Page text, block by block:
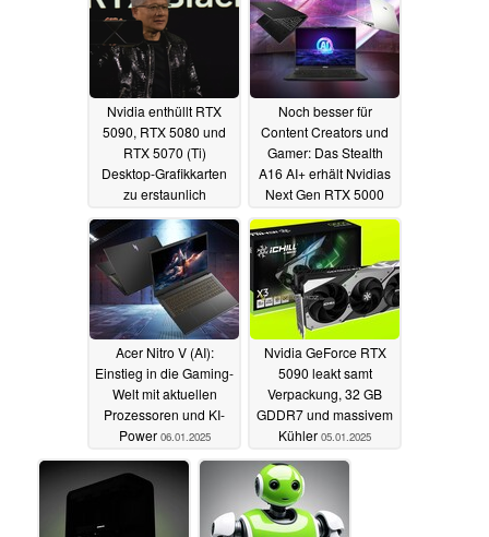
Nvidia enthüllt RTX
5090, RTX 5080 und
RTX 5070 (Ti)
Desktop-Grafikkarten
zu erstaunlich
07.01.2025
Noch besser für
Content Creators und
Gamer: Das Stealth
A16 AI+ erhält Nvidias
Next Gen RTX 5000
07.01.2025
Acer Nitro V (AI):
Einstieg in die Gaming-
Welt mit aktuellen
Prozessoren und KI-
Power 06.01.2025
Nvidia GeForce RTX
5090 leakt samt
Verpackung, 32 GB
GDDR7 und massivem
Kühler 05.01.2025